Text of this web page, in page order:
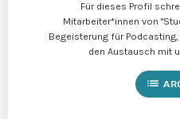
Für dieses Profil
Mitarbeiter*innen von
Begeisterung für
den Austausch mit
list